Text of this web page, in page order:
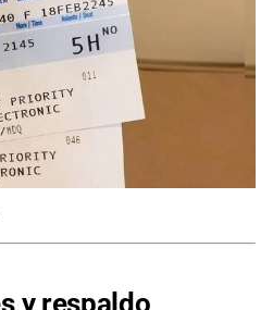
y respaldo